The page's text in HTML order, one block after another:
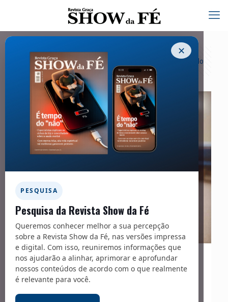
✕
PESQUISA
Pesquisa da Revista Show da Fé
Queremos conhecer melhor a sua percepção
sobre a Revista Show da Fé, nas versões impressa
e digital. Com isso, reuniremos informações que
nos ajudarão a alinhar, aprimorar e aprofundar
nossos conteúdos de acordo com o que realmente
é relevante para você.
Categorias Tags Exibir tudo
01/10/2020
Vida Cristã